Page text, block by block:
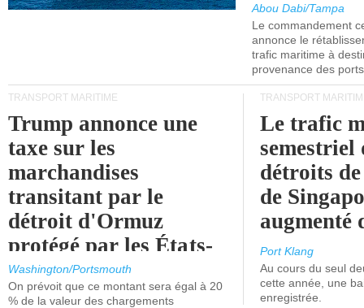
Abou Dabi/Tampa
Le commandement
annonce le
trafic maritime à
provenance des
TRANSPORT MARITIME
Trump annonce une
taxe sur les
marchandises
transitant par le
détroit d'Ormuz
protégé par les États-
Unis.
Washington/Portsmouth
On prévoit que ce montant sera égal à 20
% de la valeur des chargements
TRANSPORT
Le trafic
semestriel
détroits
de
augmenté
Port Klang
Au cours du seul
cette année, une
enregistrée.